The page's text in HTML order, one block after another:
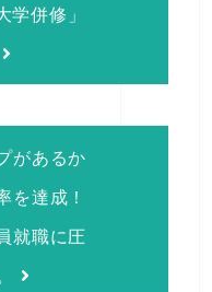
併修」
があるか
を達成！
就職に圧